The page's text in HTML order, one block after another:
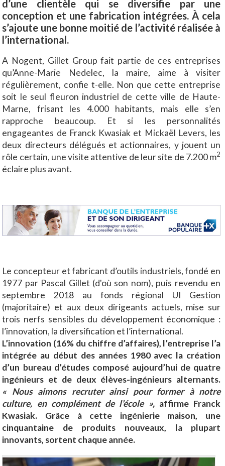
d’une clientèle qui se diversifie par une
conception et une fabrication intégrées. À cela
s’ajoute une bonne moitié de l’activité réalisée à
l’international.
A Nogent, Gillet Group fait partie de ces entreprises
qu’Anne-Marie Nedelec, la maire, aime à visiter
régulièrement, confie t-elle. Non que cette entreprise
soit le seul fleuron industriel de cette ville de Haute-
Marne, frisant les 4.000 habitants, mais elle s’en
rapproche beaucoup. Et si les personnalités
engageantes de Franck Kwasiak et Mickaël Levers, les
deux directeurs délégués et actionnaires, y jouent un
rôle certain, une visite attentive de leur site de 7.200 m2
éclaire plus avant.
Le concepteur et fabricant d’outils industriels, fondé en
1977 par Pascal Gillet (d'où son nom), puis revendu en
septembre 2018 au fonds régional UI Gestion
(majoritaire) et aux deux dirigeants actuels, mise sur
trois nerfs sensibles du développement économique :
l’innovation, la diversification et l’international.
L’innovation (16% du chiffre d’affaires), l’entreprise l’a
intégrée au début des années 1980 avec la création
d’un bureau d’études composé aujourd’hui de quatre
ingénieurs et de deux élèves-ingénieurs alternants.
« Nous aimons recruter ainsi pour former à notre
culture, en complément de l’école »,affirme Franck
Kwasiak. Grâce à cette ingénierie maison, une
cinquantaine de produits nouveaux, la plupart
innovants, sortent chaque année.